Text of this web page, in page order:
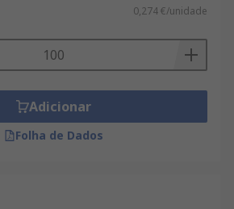
0,274 €/unidade
Adicionar
Folha de Dados